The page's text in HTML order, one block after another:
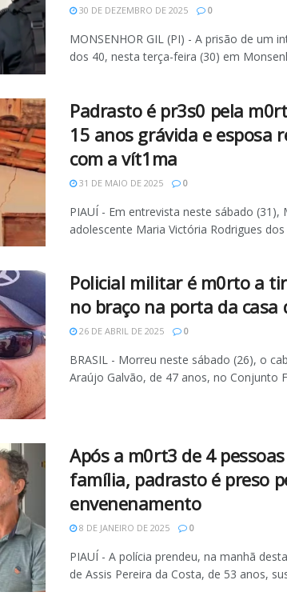
30 DE DEZEMBRO DE 2025 0
MONSENHOR GIL (PI) - A prisão de um
dos 40, nesta terça-feira (30) em
Padrasto é pr3s0 pela
15 anos grávida e esposa
com a vít1ma
31 DE MAIO DE 2025 0
PIAUÍ - Em entrevista neste sábado (31),
adolescente Maria Victória Rodrigues
Policial militar é m0rto a
no braço na porta da casa
26 DE ABRIL DE 2025 0
BRASIL - Morreu neste sábado (26), o
Araújo Galvão, de 47 anos, no Conjunto
Após a m0rt3 de 4
família, padrasto é preso
envenenamento
8 DE JANEIRO DE 2025 0
PIAUÍ - A polícia prendeu, na manhã
de Assis Pereira da Costa, de 53 anos,